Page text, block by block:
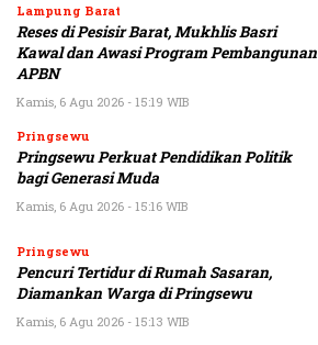
Lampung Barat
Reses di Pesisir Barat, Mukhlis Basri
Kawal dan Awasi Program Pembangunan
APBN
Kamis, 6 Agu 2026 - 15:19 WIB
Pringsewu
Pringsewu Perkuat Pendidikan Politik
bagi Generasi Muda
Kamis, 6 Agu 2026 - 15:16 WIB
Pringsewu
Pencuri Tertidur di Rumah Sasaran,
Diamankan Warga di Pringsewu
Kamis, 6 Agu 2026 - 15:13 WIB